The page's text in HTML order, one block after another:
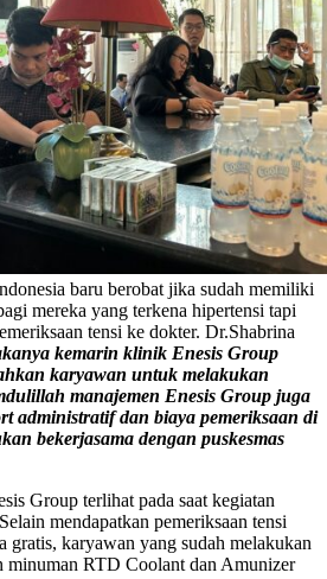
baru berobat jika sudah memiliki
mereka yang terkena hipertensi tapi
tensi ke dokter. Dr.Shabrina
kemarin klinik Enesis Group
karyawan untuk melakukan
manajemen Enesis Group juga
administratif dan biaya pemeriksaan di
bekerjasama dengan puskesmas
Group terlihat pada saat kegiatan
mendapatkan pemeriksaan tensi
gratis, karyawan yang sudah melakukan
minuman RTD Coolant dan Amunizer